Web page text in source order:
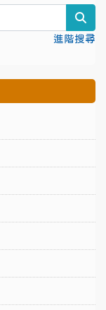
進階搜尋